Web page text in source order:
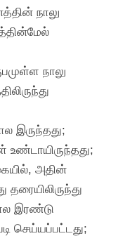
நாலு
நாலு
இருந்தது;
அதின்
தரையிலிருந்து
இரண்டு
செய்யப்பட்டது;